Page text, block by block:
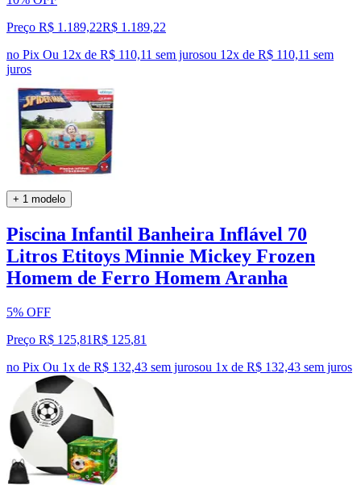
Preço R$ 1.189,22R$ 1.189,22
no Pix Ou 12x de R$ 110,11 sem jurosou 12x de R$ 110,11 sem
juros
+ 1 modelo
Piscina Infantil Banheira Inflável 70
Litros Etitoys Minnie Mickey Frozen
Homem de Ferro Homem Aranha
5% OFF
Preço R$ 125,81R$ 125,81
no Pix Ou 1x de R$ 132,43 sem jurosou 1x de R$ 132,43 sem juros